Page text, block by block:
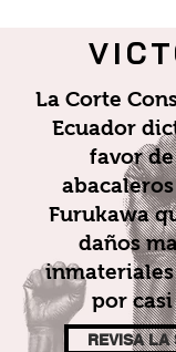
La Corte
Ecuador
favor
Furukawa
daños
por
REVISA LA